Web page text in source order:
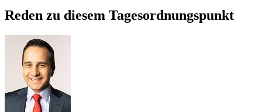
Reden zu diesem Tagesordnungspunkt